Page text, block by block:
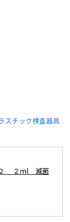
スチック検査器具
２ ２ml 滅菌